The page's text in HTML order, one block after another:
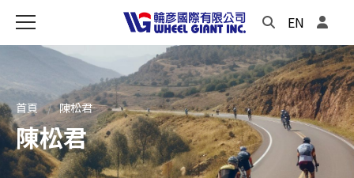
EN
首頁 陳松君
陳松君